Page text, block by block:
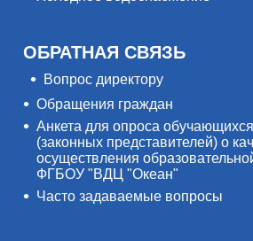
ОБРАТНАЯ СВЯЗЬ
Вопрос директору
Обращения граждан
Анкета для опроса
(законных представителей) о
осуществления
ФГБОУ "ВДЦ "Океан"
Часто задаваемые вопросы